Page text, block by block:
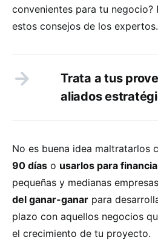
convenientes para tu negocio?
estos consejos de los expertos.
Trata a tus
aliados
No es buena idea maltratarlos
90 días o usarlos para
pequeñas y medianas
del ganar-ganar para
plazo con aquellos negocios
el crecimiento de tu proyecto.